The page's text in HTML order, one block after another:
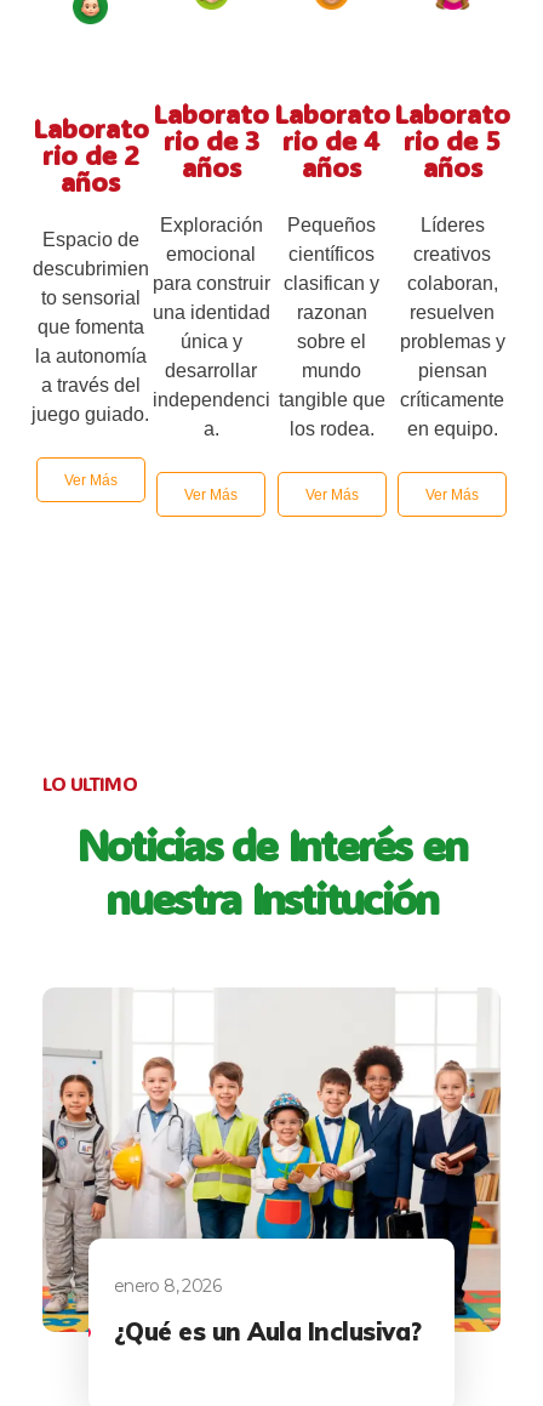
Laborato
rio de 2
años
Espacio de
descubrimien
to sensorial
que fomenta
la autonomía
a través del
juego guiado.
Ver Más
Laborato
rio de 3
años
Exploración
emocional
para construir
una identidad
única y
desarrollar
independenci
a.
Ver Más
Laborato
rio de 4
años
Pequeños
científicos
clasifican y
razonan
sobre el
mundo
tangible que
los rodea.
Ver Más
Laborato
rio de 5
años
Líderes
creativos
colaboran,
resuelven
problemas y
piensan
críticamente
en equipo.
Ver Más
LO ULTIMO
Noticias de Interés en
nuestra Institución
enero 8, 2026
¿Qué es un Aula Inclusiva?